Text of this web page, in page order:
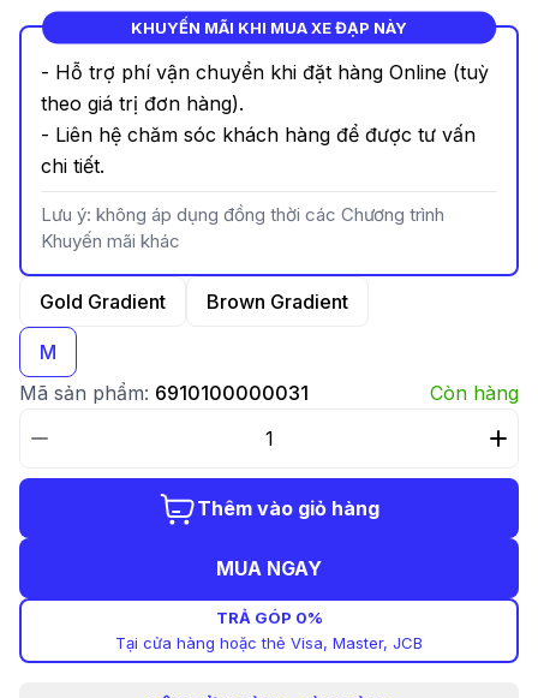
KHUYẾN MÃI KHI MUA XE ĐẠP NÀY
- Hỗ trợ phí vận chuyển khi đặt hàng Online (tuỳ
theo giá trị đơn hàng).
- Liên hệ chăm sóc khách hàng để được tư vấn
chi tiết.
Lưu ý: không áp dụng đồng thời các Chương trình
Khuyến mãi khác
Gold Gradient Brown Gradient
M
Mã sản phẩm: 6910100000031 Còn hàng
Thêm vào giỏ hàng
MUA NGAY
TRẢ GÓP 0%
Tại cửa hàng hoặc thẻ Visa, Master, JCB